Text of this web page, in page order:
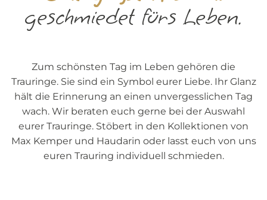
geschmiedet fürs Leben.
Zum schönsten Tag im Leben gehören die
Trauringe. Sie sind ein Symbol eurer Liebe. Ihr Glanz
hält die Erinnerung an einen unvergesslichen Tag
wach. Wir beraten euch gerne bei der Auswahl
eurer Trauringe. Stöbert in den Kollektionen von
Max Kemper und Haudarin oder lasst euch von uns
euren Trauring individuell schmieden.